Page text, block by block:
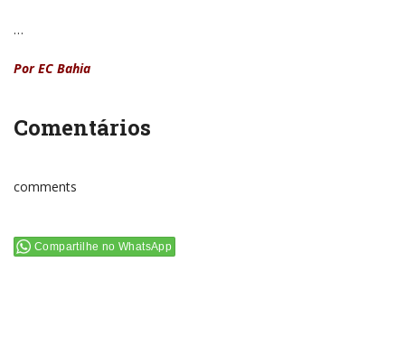
…
Por EC Bahia
Comentários
comments
Compartilhe no WhatsApp